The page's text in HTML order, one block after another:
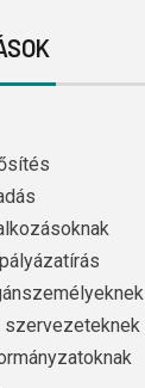
szervezeteknek